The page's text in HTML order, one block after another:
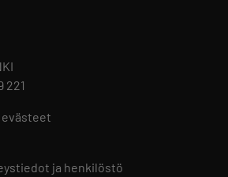
221
ja henkilöstö